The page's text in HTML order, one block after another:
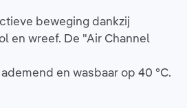
beweging dankzij
en wreef. De "Air Channel
en wasbaar op 40 °C.